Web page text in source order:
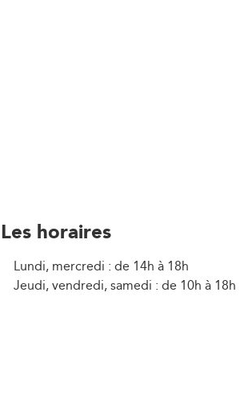
Les horaires
Lundi, mercredi : de 14h à 18h
Jeudi, vendredi, samedi : de 10h à 18h